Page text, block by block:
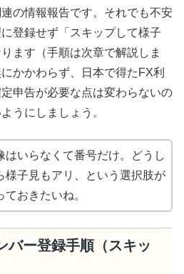
の情報報告です。それでも不安
登録せず「スキップして様子
ます（手順は次章で解説しま
かかわらず、日本で得たFX利
申告が必要な点は変わらないの
うにしましょう。
はいらなくて番号だけ。どうし
様子見もアリ、という選択肢が
おきたいね。
バー登録手順（スキッ